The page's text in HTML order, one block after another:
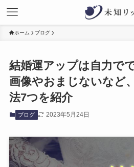
ホーム ブログ
結婚運アップは自力で
画像やおまじないなど
法7つを紹介
ブログ 2023年5月24日